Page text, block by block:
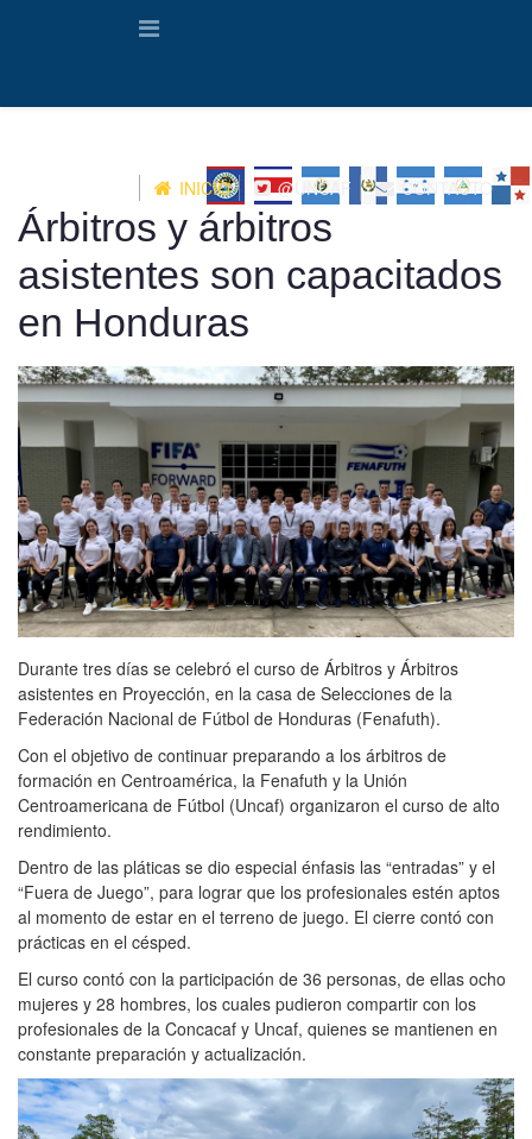
INICIO @UNCAF CONTACTO
Árbitros y árbitros
asistentes son capacitados
en Honduras
Durante tres días se celebró el curso de Árbitros y Árbitros
asistentes en Proyección, en la casa de Selecciones de la
Federación Nacional de Fútbol de Honduras (Fenafuth).
Con el objetivo de continuar preparando a los árbitros de
formación en Centroamérica, la Fenafuth y la Unión
Centroamericana de Fútbol (Uncaf) organizaron el curso de alto
rendimiento.
Dentro de las pláticas se dio especial énfasis las “entradas” y el
“Fuera de Juego”, para lograr que los profesionales estén aptos
al momento de estar en el terreno de juego. El cierre contó con
prácticas en el césped.
El curso contó con la participación de 36 personas, de ellas ocho
mujeres y 28 hombres, los cuales pudieron compartir con los
profesionales de la Concacaf y Uncaf, quienes se mantienen en
constante preparación y actualización.